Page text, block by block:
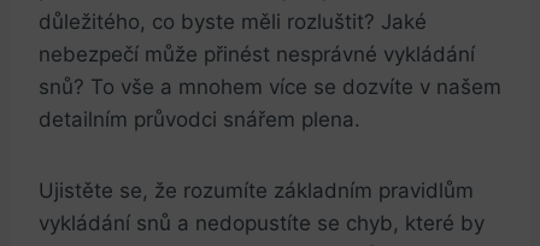
důležitého, co byste měli rozluštit? Jaké
nebezpečí může přinést nesprávné vykládání
snů? To vše a mnohem více se dozvíte v našem
detailním průvodci snářem plena.
Ujistěte se, že rozumíte základním pravidlům
vykládání snů a nedopustíte se chyb, které by